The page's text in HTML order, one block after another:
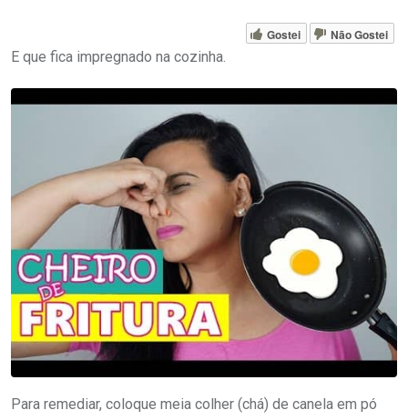
Email
Gostei Não Gostei
E que fica impregnado na cozinha.
Para remediar, coloque meia colher (chá) de canela em pó